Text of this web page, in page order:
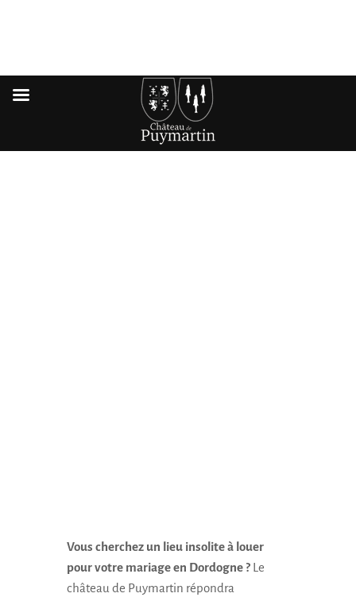
Vous cherchez un lieu insolite à louer
pour votre mariage en Dordogne ? Le
château de Puymartin répondra